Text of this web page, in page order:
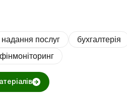
надання послуг
бухгалтерія